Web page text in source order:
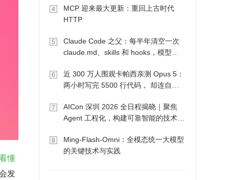
懂
发
4
MCP 迎来最大更新：重回上古时代
HTTP
5
Claude Code 之父：每半年清空一次
claude.md、skills 和 hooks，模型自
6
近 300 万人围观卡帕西亲测 Opus 5：
两小时写完 5500 行代码， 却连自己
7
AICon 深圳 2026 全日程揭晓｜聚焦
Agent 工程化，构建可靠智能的技术路
8
Ming-Flash-Omni：全模态统一大模型
的关键技术与实践